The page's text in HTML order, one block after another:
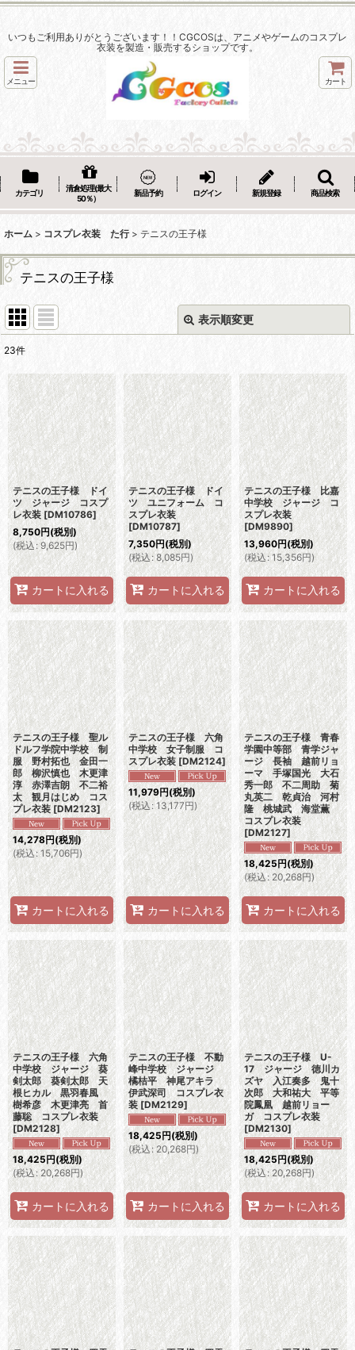
いつもご利用ありがとうございます！！CGCOSは、アニメやゲームのコスプレ
衣装を製造・販売するショップです。
メニュー カート
カテゴリ
清倉処理(最大
50％）
新品予約 ログイン 新規登録 商品検索
ホーム > コスプレ衣装 た行 > テニスの王子様
テニスの王子様
表示順変更
並び順:
絞り込む
23件
テニスの王子様 ドイ
ツ ジャージ コスプ
レ衣装 [DM10786]
8,750円(税別)
(税込 : 9,625円)
カートに入れる
テニスの王子様 ドイ
ツ ユニフォーム コ
スプレ衣装
[DM10787]
7,350円(税別)
(税込: 8,085円)
カートに入れる
テニスの王子様 比嘉
中学校 ジャージ コ
スプレ衣装
[DM9890]
13,960円(税別)
(税込: 15,356円)
カートに入れる
テニスの王子様 聖ル
ドルフ学院中学校 制
服 野村拓也 金田一
郎 柳沢慎也 木更津
淳 赤澤吉朗 不二裕
太 観月はじめ コス
プレ衣装 [DM2123]
14,278円(税別)
(税込: 15,706円)
カートに入れる
テニスの王子様 六角
中学校 女子制服 コ
スプレ衣装 [DM2124]
11,979円(税別)
(税込: 13,177円)
カートに入れる
テニスの王子様 青春
学園中等部 青学ジャ
ージ 長袖 越前リョ
ーマ 手塚国光 大石
秀一郎 不二周助 菊
丸英二 乾貞治 河村
隆 桃城武 海堂薫
コスプレ衣装
[DM2127]
18,425円(税別)
(税込: 20,268円)
カートに入れる
テニスの王子様 六角
中学校 ジャージ 葵
剣太郎 葵剣太郎 天
根ヒカル 黒羽春風
樹希彦 木更津亮 首
藤聡 コスプレ衣装
[DM2128]
18,425円(税別)
(税込: 20,268円)
カートに入れる
テニスの王子様 不動
峰中学校 ジャージ
橘桔平 神尾アキラ
伊武深司 コスプレ衣
装 [DM2129]
18,425円(税別)
(税込: 20,268円)
カートに入れる
テニスの王子様 U-
17 ジャージ 徳川カ
ズヤ 入江奏多 鬼十
次郎 大和祐大 平等
院鳳凰 越前リョー
ガ コスプレ衣装
[DM2130]
18,425円(税別)
(税込: 20,268円)
カートに入れる